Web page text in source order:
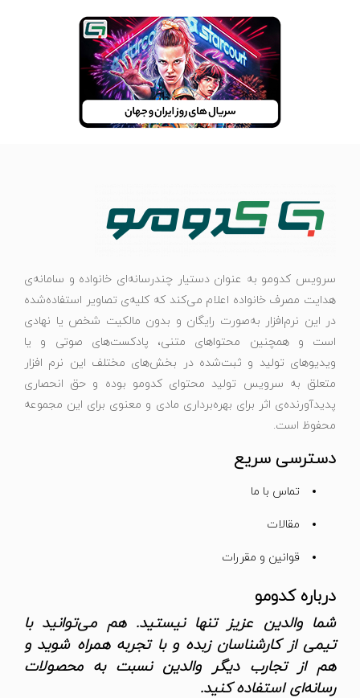
سرویس کدومو به عنوان دستیار چندرسانه‌ای خانواده و سامانه‌ی
هدایت مصرف خانواده اعلام می‌کند که کلیه‌ی تصاویر استفاده‌شده
در این نرم‌افزار به‌صورت رایگان و بدون مالکیت شخص یا نهادی
است و همچنین محتواهای متنی، پادکست‌های صوتی و یا
ویدیوهای تولید و ثبت‌شده در بخش‌های مختلف این نرم افزار
متعلق به سرویس تولید محتوای کدومو بوده و حق انحصاری
پدیدآورنده‌ی اثر برای بهره‌برداری مادی و معنوی برای این مجموعه
محفوظ است.
دسترسی سریع
تماس با ما
مقالات
قوانین و مقررات
درباره کدومو
شما والدین عزیز تنها نیستید. هم می‌توانید با
تیمی از کارشناسان زبده و با تجربه همراه شوید و
هم از تجارب دیگر والدین نسبت به محصولات
رسانه‌ای استفاده کنید.